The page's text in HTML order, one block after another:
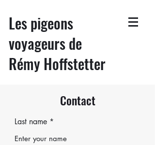
Les pigeons
voyageurs de
Rémy Hoffstetter
Contact
Last name